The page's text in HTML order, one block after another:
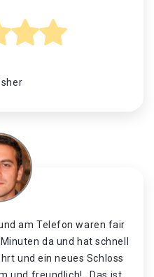
am Telefon waren fair
da und hat schnell
und ein neues Schloss